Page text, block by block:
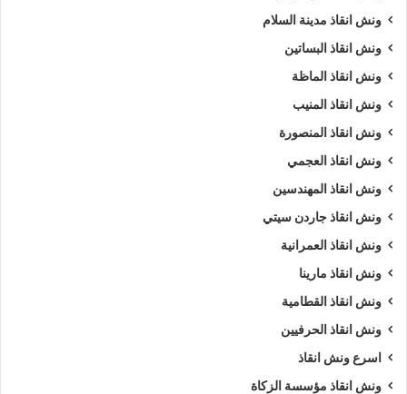
ونش انقاذ مدينة السلام
ونش انقاذ البساتين
ونش انقاذ الماظة
ونش انقاذ المنيب
ونش انقاذ المنصورة
ونش انقاذ العجمي
ونش انقاذ المهندسين
ونش انقاذ جاردن سيتي
ونش انقاذ العمرانية
ونش انقاذ مارينا
ونش انقاذ القطامية
ونش انقاذ الحرفيين
اسرع ونش انقاذ
ونش انقاذ مؤسسة الزكاة